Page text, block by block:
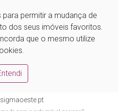
permitir a mudança de
dos seus imóveis favoritos.
que o mesmo utilize